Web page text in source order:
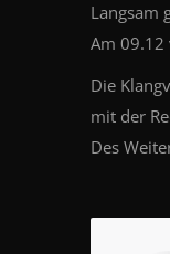
Langsam
Am 09.12
Die
mit der
Des